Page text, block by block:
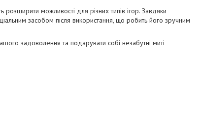
можливості для різних типів ігор. Завдяки
засобом після використання, що робить його зручним
задоволення та подарувати собі незабутні миті